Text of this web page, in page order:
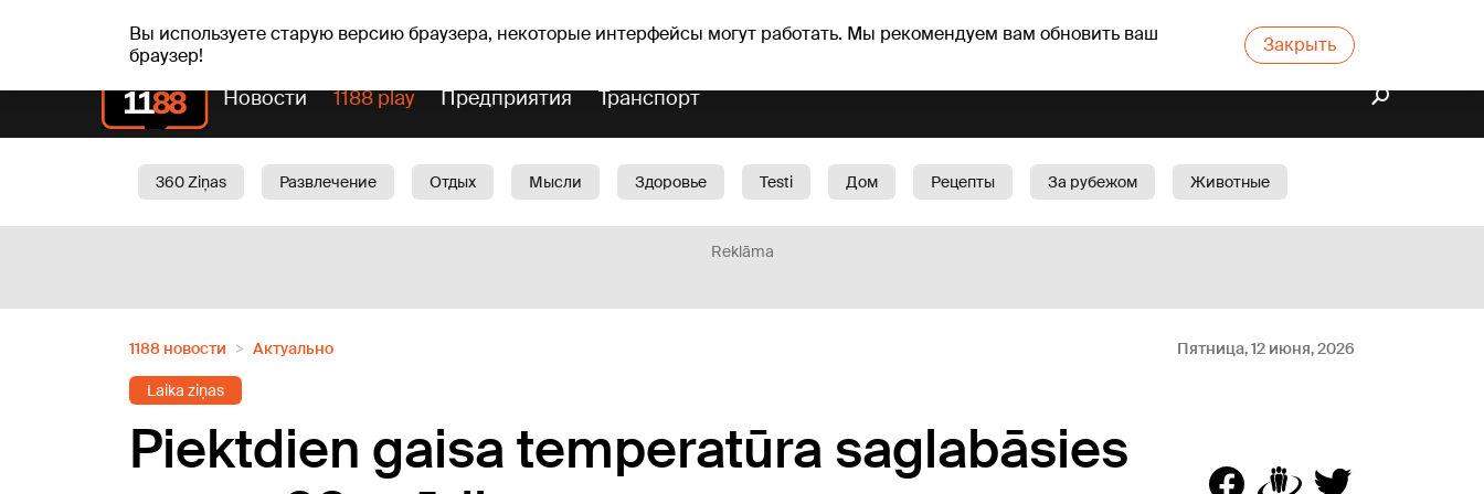
Вы используете старую версию браузера, некоторые интерфейсы могут работать. Мы рекомендуем вам обновить ваш
браузер!
Закрыть
чт, 06.08.2026. +27°C Aisma, Askolds Прогноз погоды Гороскопы
Новости 1188 play Предприятия Транспорт
360 Ziņas Развлечение Отдых Мысли Здоровье Testi Дом Рецепты За рубежом
Животные
Reklāma
1188 новости Актуально Пятница, 12 июня, 2026
Laika ziņas
Piektdien gaisa temperatūra saglabāsies